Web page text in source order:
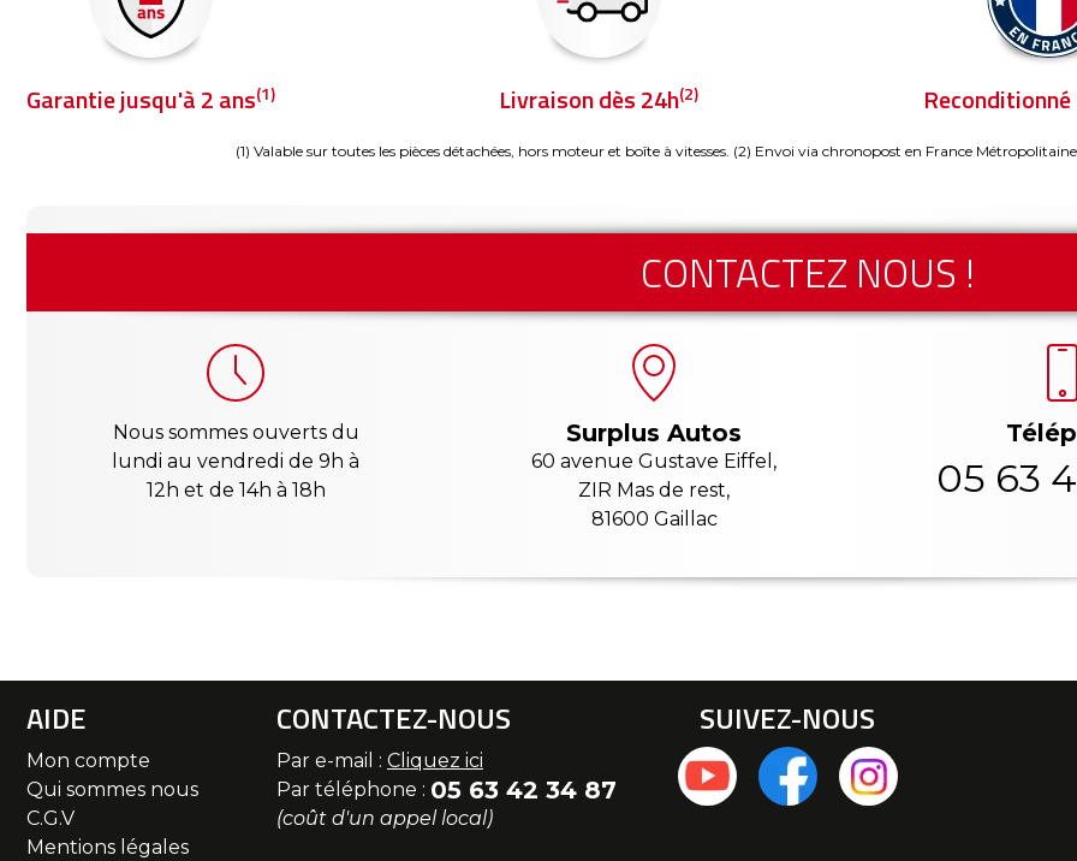
Garantie jusqu'à 2 ans(1) Livraison dès 24h(2) Reconditionné
(1) Valable sur toutes les pièces détachées, hors moteur et boîte à vitesses. (2) Envoi via chronopost en France
CONTACTEZ NOUS !
Nous sommes ouverts du
lundi au vendredi de 9h à
12h et de 14h à 18h
Surplus Autos
60 avenue Gustave Eiffel,
ZIR Mas de rest,
81600 Gaillac
05 63
AIDE
Mon compte
Qui sommes nous
C.G.V
Mentions légales
CONTACTEZ-NOUS
Par e-mail : Cliquez ici
Par téléphone : 05 63 42 34 87
(coût d'un appel local)
SUIVEZ-NOUS